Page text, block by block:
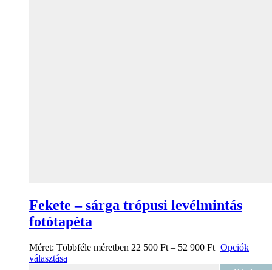
Fekete – sárga trópusi levélmintás
fotótapéta
Méret: Többféle méretben 22 500 Ft – 52 900 Ft Opciók
választása